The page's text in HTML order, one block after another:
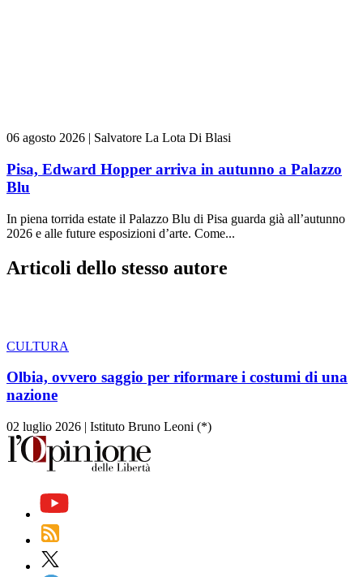
06 agosto 2026 Salvatore La Lota Di Blasi
Pisa, Edward Hopper arriva in autunno a Palazzo
Blu
In piena torrida estate il Palazzo Blu di Pisa guarda già all’autunno
2026 e alle future esposizioni d’arte. Come...
Articoli dello stesso autore
CULTURA
Olbia, ovvero saggio per riformare i costumi di una
nazione
02 luglio 2026 | Istituto Bruno Leoni (*)